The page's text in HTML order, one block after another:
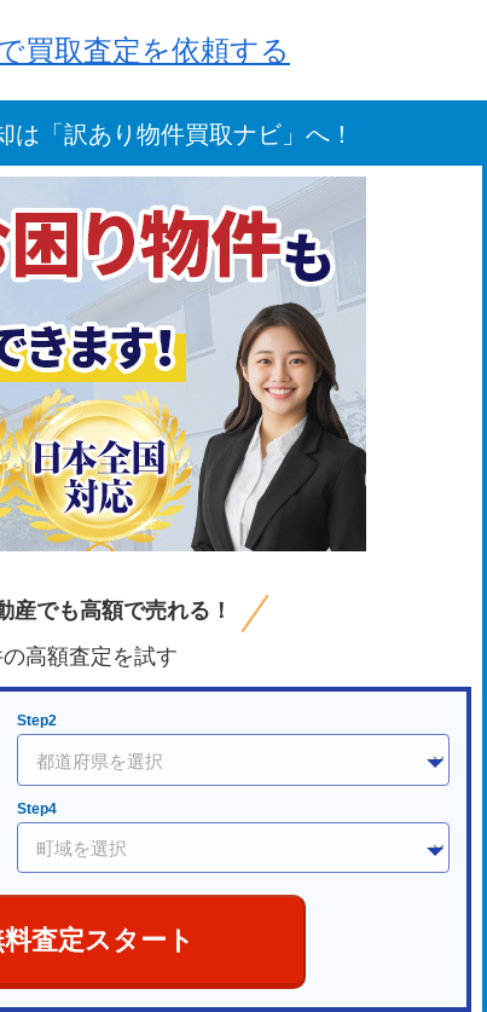
買取査定を依頼する
「訳あり物件買取ナビ」へ！
産でも高額で売れる！
高額査定を試す
Step2
Step4
査定スタート